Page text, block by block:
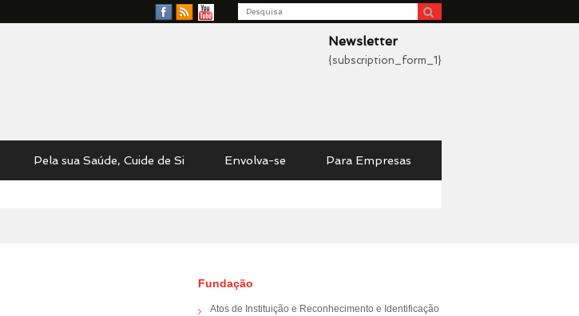
Facebook
RSS
YouTube
Search
Newsletter
{subscription_form_1}
Pela sua Saúde, Cuide de Si Envolva-se Para Empresas
Fundação
Atos de Instituição e Reconhecimento e Identificação